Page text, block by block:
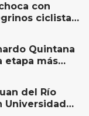
con
ciclistas
Querétaro
Quintana
etapa más
vial
del Río
Universidad